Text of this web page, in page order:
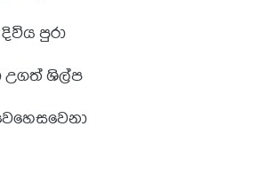
පුරා
උගත් ශිල්ප